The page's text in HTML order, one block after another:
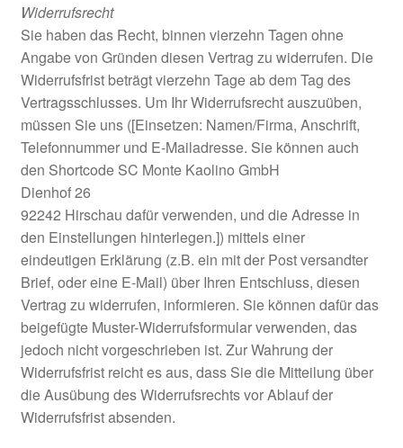
Widerrufsrecht
Sie haben das Recht, binnen vierzehn Tagen ohne
Angabe von Gründen diesen Vertrag zu widerrufen. Die
Widerrufsfrist beträgt vierzehn Tage ab dem Tag des
Vertragsschlusses. Um Ihr Widerrufsrecht auszuüben,
müssen Sie uns ([Einsetzen: Namen/Firma, Anschrift,
Telefonnummer und E-Mailadresse. Sie können auch
den Shortcode SC Monte Kaolino GmbH
Dienhof 26
92242 Hirschau dafür verwenden, und die Adresse in
den Einstellungen hinterlegen.]) mittels einer
eindeutigen Erklärung (z.B. ein mit der Post versandter
Brief, oder eine E-Mail) über Ihren Entschluss, diesen
Vertrag zu widerrufen, informieren. Sie können dafür das
beigefügte Muster-Widerrufsformular verwenden, das
jedoch nicht vorgeschrieben ist. Zur Wahrung der
Widerrufsfrist reicht es aus, dass Sie die Mitteilung über
die Ausübung des Widerrufsrechts vor Ablauf der
Widerrufsfrist absenden.